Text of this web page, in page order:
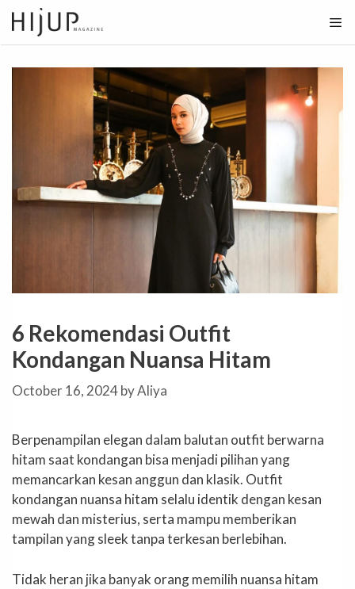
Skip
to
content
6 Rekomendasi Outfit
Kondangan Nuansa Hitam
October 16, 2024byAliya
Berpenampilan elegan dalam balutan outfit berwarna
hitam saat kondangan bisa menjadi pilihan yang
memancarkan kesan anggun dan klasik. Outfit
kondangan nuansa hitam selalu identik dengan kesan
mewah dan misterius, serta mampu memberikan
tampilan yang sleek tanpa terkesan berlebihan.
Tidak heran jika banyak orang memilih nuansa hitam